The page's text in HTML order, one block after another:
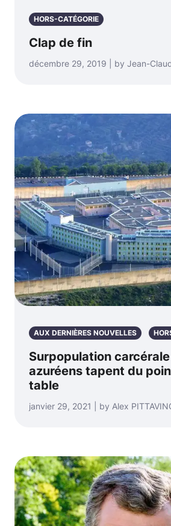
HORS-CATÉGORIE
Clap de fin
décembre 29, 2019 | by Jean-
AUX DERNIÈRES NOUVELLES
Surpopulation
azuréens tapent du
table
janvier 29, 2021 | by Alex